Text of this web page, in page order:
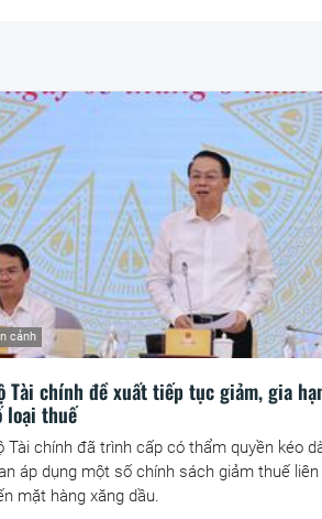
Tài chính đề xuất tiếp tục giảm, gia
loại thuế
cảnh
Tài chính đã trình cấp có thẩm quyền kéo
áp dụng một số chính sách giảm thuế liên
mặt hàng xăng dầu.